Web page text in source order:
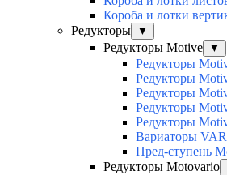
Короба и лотки
Редукторы
▼
Редукторы Motive ▼
Редукторы
Редукторы
Редукторы
Редукторы
Редукторы
Вариаторы
Пред-ступень
Редукторы Motovario